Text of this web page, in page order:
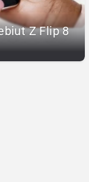
Z Flip 8